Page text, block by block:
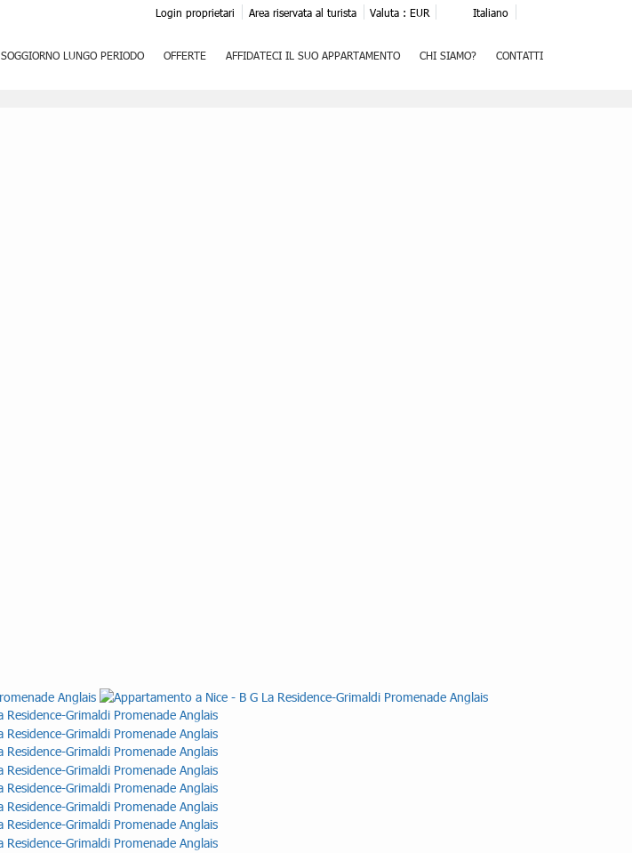
Italiano
Valuta : EUR
Area riservata al turista
Login proprietari
SOGGIORNO LUNGO PERIODO OFFERTE AFFIDATECI IL SUO APPARTAMENTO CHI SIAMO? CONTATTI